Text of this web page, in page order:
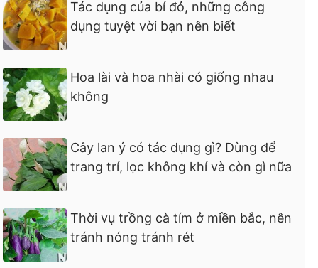
Tác dụng của bí đỏ, những công
dụng tuyệt vời bạn nên biết
Hoa lài và hoa nhài có giống nhau
không
Cây lan ý có tác dụng gì? Dùng để
trang trí, lọc không khí và còn gì nữa
Thời vụ trồng cà tím ở miền bắc, nên
tránh nóng tránh rét